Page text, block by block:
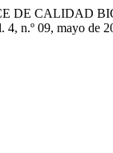
DE CALIDAD
4, n.º 09, mayo de